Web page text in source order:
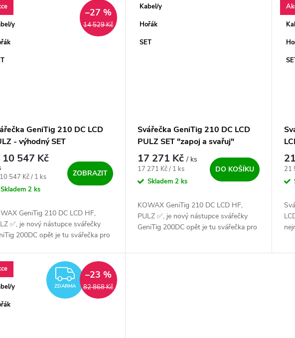
svářet pulzem ✅ a...
y
14 529 Kč
–27 %
GeniTig 210 DC LCD
- výhodný SET
10 547 Kč
cena:
547 Kč / 1 ks
Skladem2 ks
ZOBRAZIT
GeniTig 210 DC LCD HF,
✅, je nový nástupce svářečky
200DC opět je tu svářečka pro
Kabel/y
Hořák
SET
Svářečka GeniTig 210 DC LCD
PULZ SET "zapoj a svařuj"
17 271 Kč/ ks
Měrná cena:
17 271 Kč / 1 ks
Skladem 2 ks
DO KOŠÍKU
KOWAX GeniTig 210 DC LCD HF,
PULZ ✅, je nový nástupce svářečky
GeniTig 200DC opět je tu svářečka pro
21
y
ZDARMA
ZDARMA 82 868 Kč
–23 %